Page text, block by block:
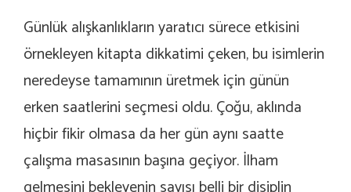
Günlük alışkanlıkların yaratıcı sürece etkisini
örnekleyen kitapta dikkatimi çeken, bu isimlerin
neredeyse tamamının üretmek için günün
erken saatlerini seçmesi oldu. Çoğu, aklında
hiçbir fikir olmasa da her gün aynı saatte
çalışma masasının başına geçiyor. İlham